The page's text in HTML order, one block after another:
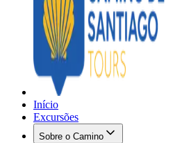
Início
Excursões
Sobre o Camino